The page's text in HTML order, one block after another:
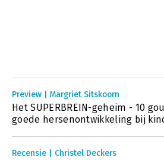
Preview | Margriet Sitskoorn
Het SUPERBREIN-geheim - 10
goede hersenontwikkeling bij
Recensie | Christel Deckers